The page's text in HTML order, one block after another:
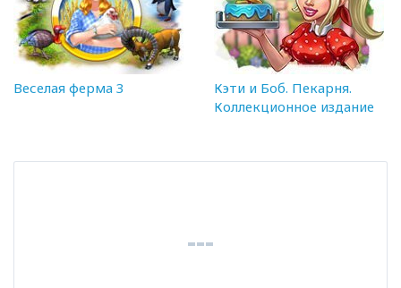
Веселая ферма 3
Кэти и Боб. Пекарня.
Коллекционное издание